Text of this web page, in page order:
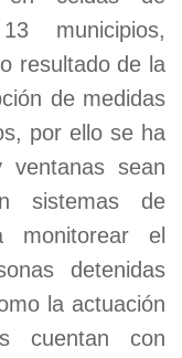
municipios,
resultado de la
de medidas
por ello se ha
ventanas sean
sistemas de
monitorear el
detenidas
la actuación
cuentan con